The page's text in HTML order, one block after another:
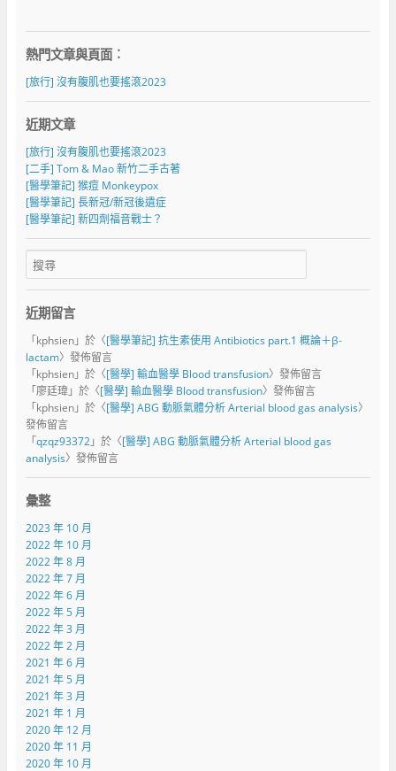
熱門文章與頁面︰
[旅行] 沒有腹肌也要搖滾2023
近期文章
[旅行] 沒有腹肌也要搖滾2023
[二手] Tom & Mao 新竹二手古著
[醫學筆記] 猴痘 Monkeypox
[醫學筆記] 長新冠/新冠後遺症
[醫學筆記] 新四劑福音戰士？
近期留言
「kphsien」於〈[醫學筆記] 抗生素使用 Antibiotics part.1 概論＋β-
lactam〉發佈留言
「kphsien」於〈[醫學] 輸血醫學 Blood transfusion〉發佈留言
「廖廷瑋」於〈[醫學] 輸血醫學 Blood transfusion〉發佈留言
「kphsien」於〈[醫學] ABG 動脈氣體分析 Arterial blood gas analysis〉
發佈留言
「qzqz93372」於〈[醫學] ABG 動脈氣體分析 Arterial blood gas
analysis〉發佈留言
彙整
2023 年 10 月
2022 年 10 月
2022 年 8 月
2022 年 7 月
2022 年 6 月
2022 年 5 月
2022 年 3 月
2022 年 2 月
2021 年 6 月
2021 年 5 月
2021 年 3 月
2021 年 1 月
2020 年 12 月
2020 年 11 月
2020 年 10 月